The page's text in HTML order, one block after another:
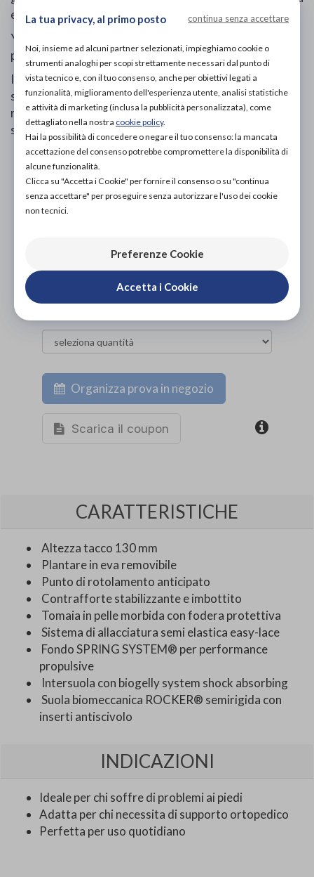
ed ammortizzante.
YDA consente di curare il bilanciamento della postura e
potenziare le funzionalità del corpo.
Il sistema antishock che ridistribuisce il peso sull’intera
superficie plantare e lo Spring System favoriscono il
rotolamento del piede restituendo una piacevole
sensazione di benessere ed equilibrio.
PROVA E ACQUISTA IN NEGOZIO
DA188,00€
PROVA E NOLEGGIA IN NEGOZIO
ACQUISTA ONLINE
NON DISPONIBILE
Organizza prova in negozio
Scarica il coupon
CARATTERISTICHE
Altezza tacco 130 mm
Plantare in eva removibile
Punto di rotolamento anticipato
Contrafforte stabilizzante e imbottito
Tomaia in pelle morbida con fodera protettiva
Sistema di allacciatura semi elastica easy-lace
Fondo SPRING SYSTEM® per performance
propulsive
Intersuola con biogelly system shock absorbing
Suola biomeccanica ROCKER® semirigida con
inserti antiscivolo
INDICAZIONI
Ideale per chi soffre di problemi ai piedi
Adatta per chi necessita di supporto ortopedico
Perfetta per uso quotidiano
La tua privacy, al primo posto continua senza accettare
Noi, insieme ad alcuni partner selezionati, impieghiamo cookie o
strumenti analoghi per scopi strettamente necessari dal punto di
vista tecnico e, con il tuo consenso, anche per obiettivi legati a
funzionalità, miglioramento dell'esperienza utente, analisi statistiche
e attività di marketing (inclusa la pubblicità personalizzata), come
dettagliato nella nostra cookie policy.
Hai la possibilità di concedere o negare il tuo consenso: la mancata
accettazione del consenso potrebbe compromettere la disponibilità di
alcune funzionalità.
Clicca su "Accetta i Cookie" per fornire il consenso o su "continua
senza accettare" per proseguire senza autorizzare l'uso dei cookie
non tecnici.
Preferenze Cookie
Accetta i Cookie